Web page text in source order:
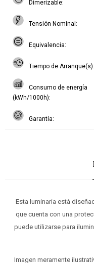
Dimerizable
Tensión Nominal
Equivalencia
Tiempo de Arranque(s)
Consumo de energía
(kWh/1000h)
Garantía
Esta luminaria está
que cuenta con una
puede utilizarse para
Imagen meramente